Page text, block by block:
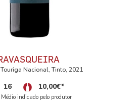
Nacional, Tinto, 2021
16 10,00€*
indicado pelo produtor